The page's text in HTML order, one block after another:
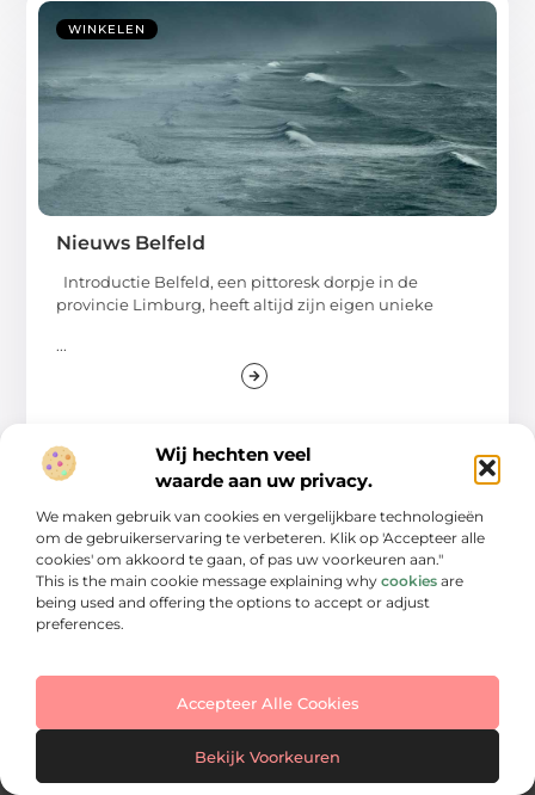
Wij hechten veel
waarde aan uw privacy.
We maken gebruik van cookies en vergelijkbare technologieën
om de gebruikerservaring te verbeteren. Klik op 'Accepteer alle
cookies' om akkoord te gaan, of pas uw voorkeuren aan."
This is the main cookie message explaining why cookies are
being used and offering the options to accept or adjust
preferences.
Accepteer Alle Cookies
Bekijk Voorkeuren
WINKELEN
Nieuws Belfeld
Introductie Belfeld, een pittoresk dorpje in de
provincie Limburg, heeft altijd zijn eigen unieke
...
Duik in onze blogs en artikelen en ontdek een wereld vol
verrijk je kijk op fotografie.